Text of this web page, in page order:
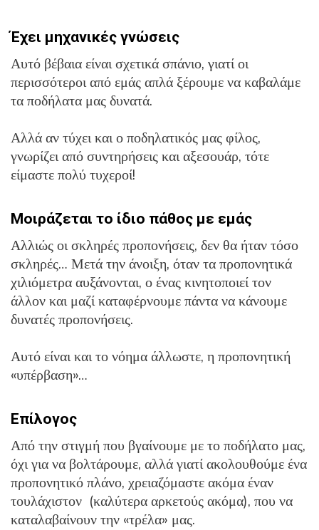
Έχει μηχανικές γνώσεις
Αυτό βέβαια είναι σχετικά σπάνιο, γιατί οι
περισσότεροι από εμάς απλά ξέρουμε να καβαλάμε
τα ποδήλατα μας δυνατά.
Αλλά αν τύχει και ο ποδηλατικός μας φίλος,
γνωρίζει από συντηρήσεις και αξεσουάρ, τότε
είμαστε πολύ τυχεροί!
Μοιράζεται το ίδιο πάθος με εμάς
Αλλιώς οι σκληρές προπονήσεις, δεν θα ήταν τόσο
σκληρές… Μετά την άνοιξη, όταν τα προπονητικά
χιλιόμετρα αυξάνονται, ο ένας κινητοποιεί τον
άλλον και μαζί καταφέρνουμε πάντα να κάνουμε
δυνατές προπονήσεις.
Αυτό είναι και το νόημα άλλωστε, η προπονητική
«υπέρβαση»…
Επίλογος
Από την στιγμή που βγαίνουμε με το ποδήλατο μας,
όχι για να βολτάρουμε, αλλά γιατί ακολουθούμε ένα
προπονητικό πλάνο, χρειαζόμαστε ακόμα έναν
τουλάχιστον (καλύτερα αρκετούς ακόμα), που να
καταλαβαίνουν την «τρέλα» μας.